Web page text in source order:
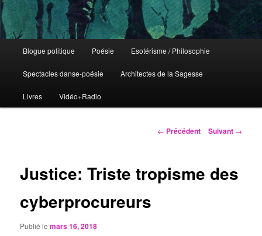
principal
Aller
au
contenu
Blogue politique Poésie Esotérisme / Philosophie
Spectacles danse-poésie Architectes de la Sagesse
Livres Vidéo+Radio
Navigation
← Précédent Suivant →
Justice: Triste tropisme des
cyberprocureurs
Publié lemars 16, 2018